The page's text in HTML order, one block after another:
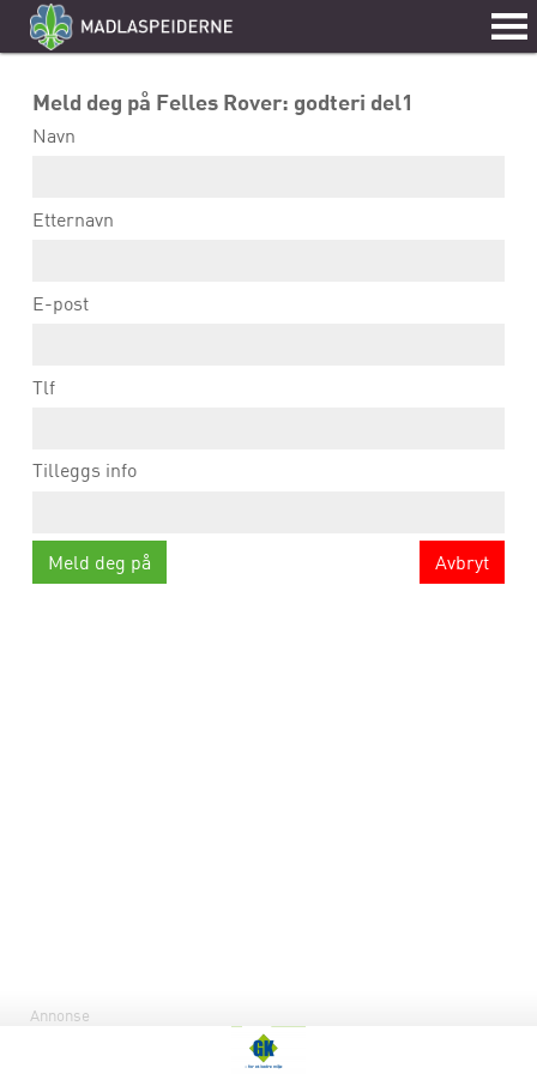
Meld deg på Felles Rover: godteri del1
Navn
Etternavn
E-post
Tlf
Tilleggs info
Avbryt
Annonse